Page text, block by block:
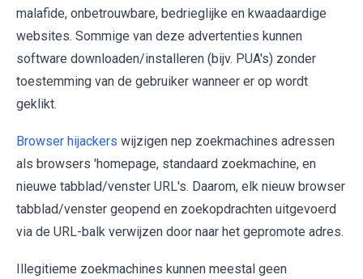
malafide, onbetrouwbare, bedrieglijke en kwaadaardige
websites. Sommige van deze advertenties kunnen
software downloaden/installeren (bijv. PUA's) zonder
toestemming van de gebruiker wanneer er op wordt
geklikt.
Browser hijackers wijzigen nep zoekmachines adressen
als browsers 'homepage, standaard zoekmachine, en
nieuwe tabblad/venster URL's. Daarom, elk nieuw browser
tabblad/venster geopend en zoekopdrachten uitgevoerd
via de URL-balk verwijzen door naar het gepromote adres.
Illegitieme zoekmachines kunnen meestal geen